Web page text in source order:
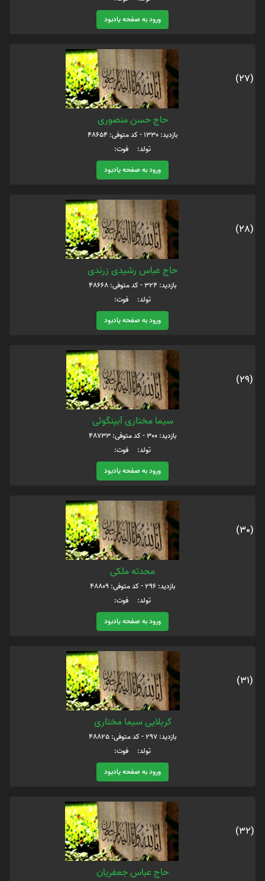
ورود به صفحه یادبود
(27)
حاج حسن منصوری
بازدید: 1330 - کد متوفی: 48654
تولد: فوت:
ورود به صفحه یادبود
(28)
حاج عباس رشیدی زرندی
بازدید: 324 - کد متوفی: 48668
تولد: فوت:
ورود به صفحه یادبود
(29)
سیما مختاری آبپنگوئی
بازدید: 300 - کد متوفی: 48733
تولد: فوت:
ورود به صفحه یادبود
(30)
محدته ملکی
بازدید: 296 - کد متوفی: 48809
تولد: فوت:
ورود به صفحه یادبود
(31)
کربلایی سیما مختاری
بازدید: 297 - کد متوفی: 48825
تولد: فوت:
ورود به صفحه یادبود
(32)
حاج عباس جعفریان